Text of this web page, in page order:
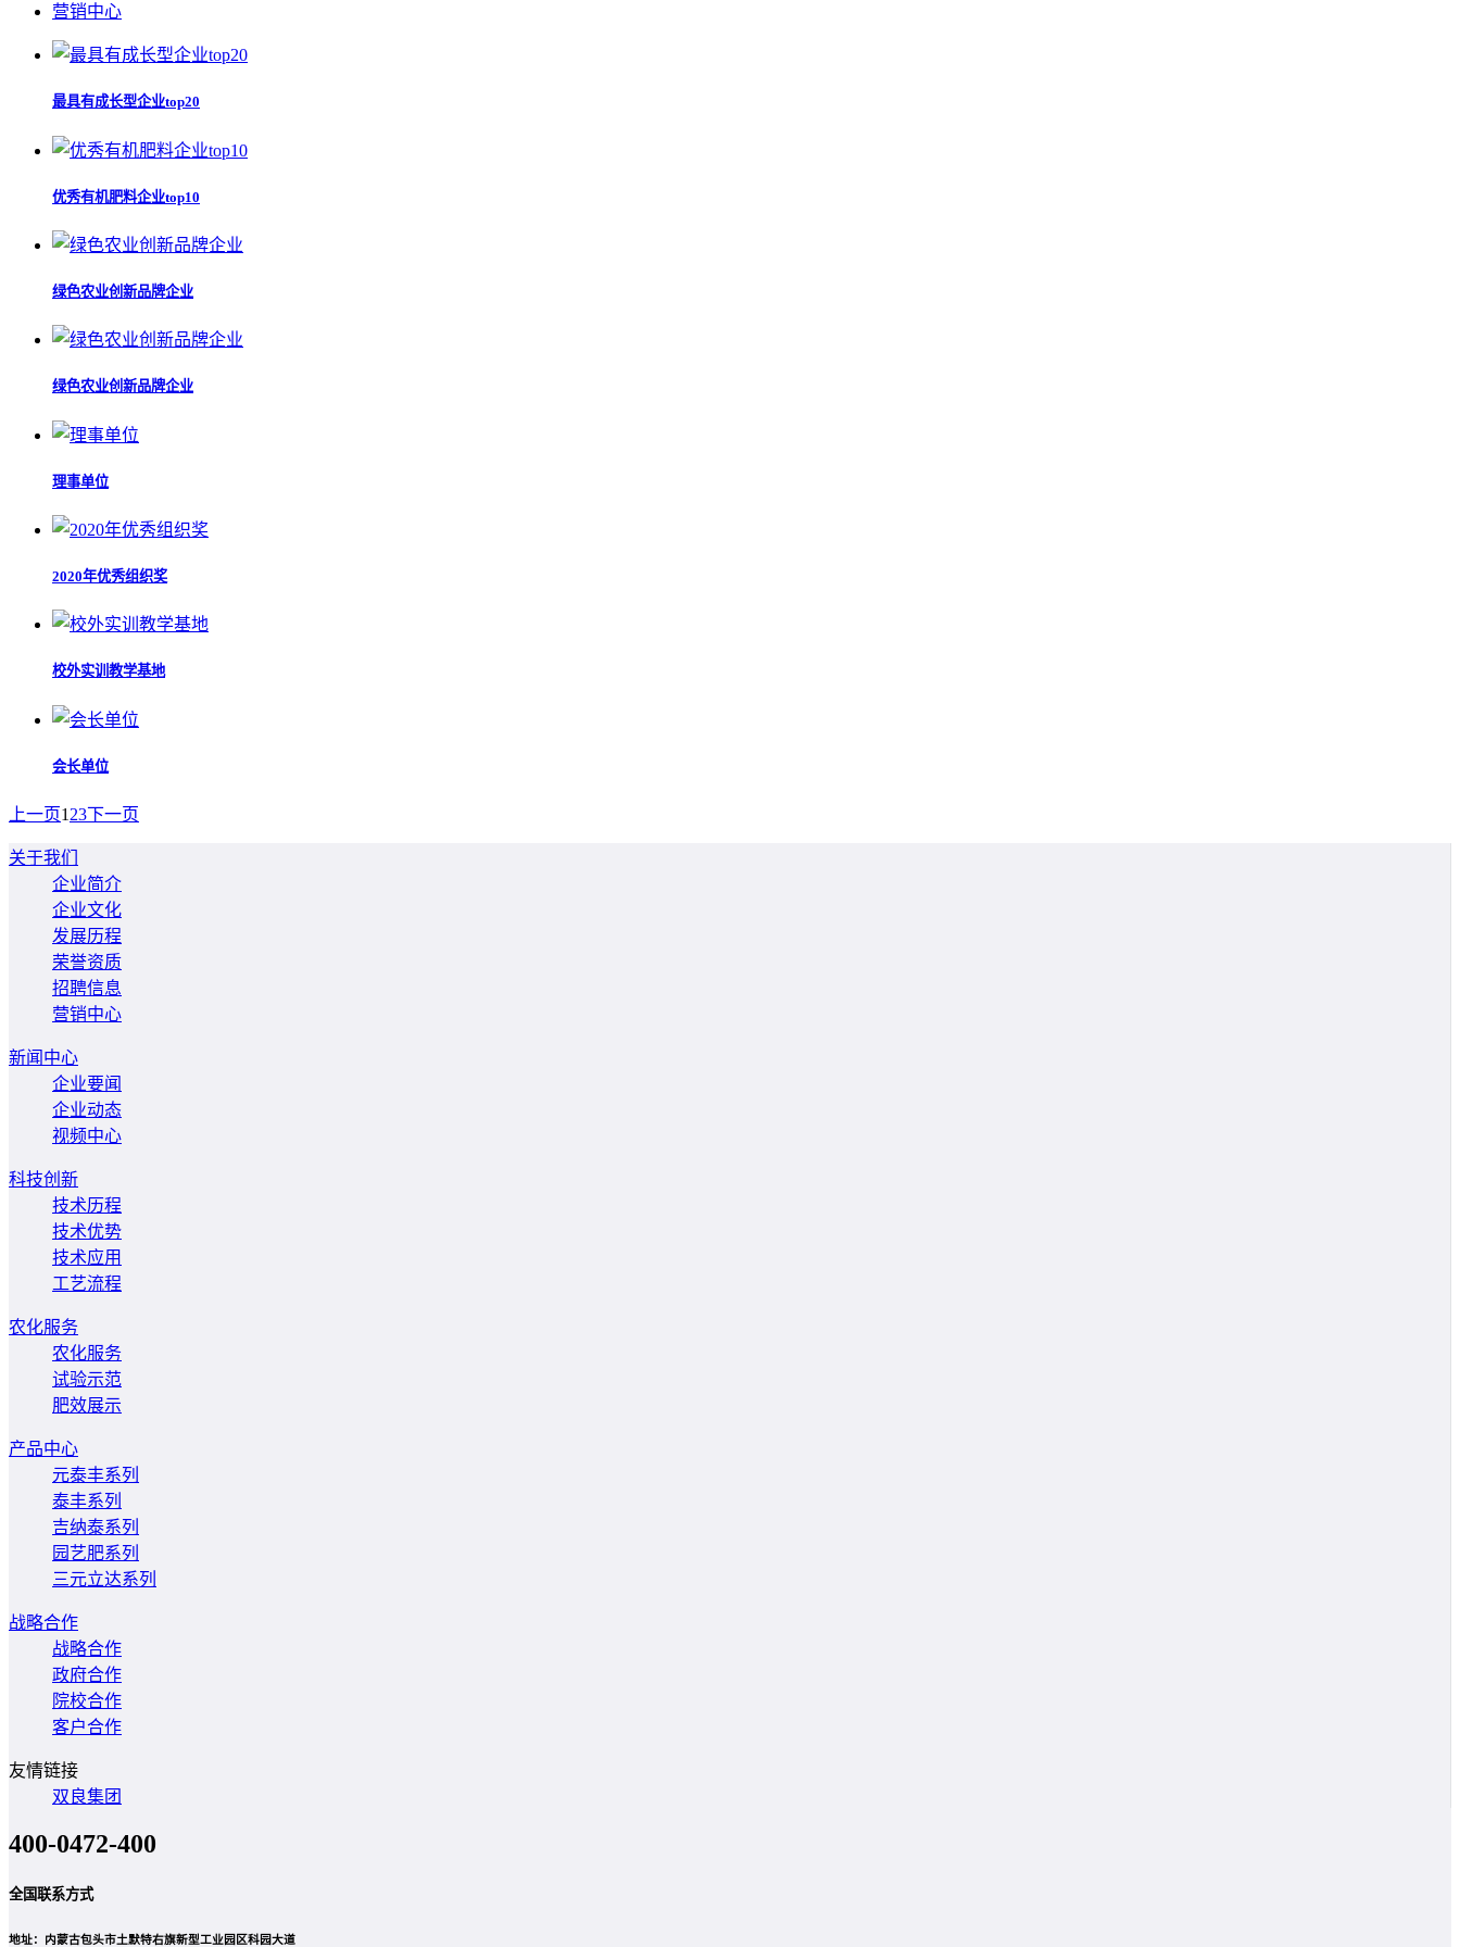
营销中心
最具有成长型企业top20
优秀有机肥料企业top10
绿色农业创新品牌企业
绿色农业创新品牌企业
理事单位
2020年优秀组织奖
校外实训教学基地
会长单位
上一页1 23下一页
关于我们
企业简介
企业文化
发展历程
荣誉资质
招聘信息
营销中心
新闻中心
企业要闻
企业动态
视频中心
科技创新
技术历程
技术优势
技术应用
工艺流程
农化服务
农化服务
试验示范
肥效展示
产品中心
元泰丰系列
泰丰系列
吉纳泰系列
园艺肥系列
三元立达系列
战略合作
战略合作
政府合作
院校合作
客户合作
友情链接
双良集团
400-0472-400
全国联系方式
地址：内蒙古包头市土默特右旗新型工业园区科园大道